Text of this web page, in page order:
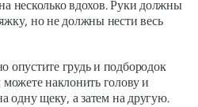
несколько вдохов. Руки должны
но не должны нести весь
опустите грудь и подбородок
наклонить голову и
одну щеку, а затем на другую.